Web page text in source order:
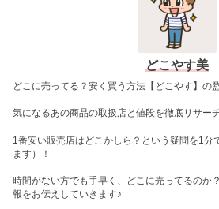
どこやす美
どこに売ってる？安く買う方法【どこやす】の
気になるあの商品の取扱店と値段を徹底リサーチ
1番安い販売店はどこかしら？という疑問を1分
ます）！
時間がない方でも手早く、どこに売ってるのか
報をお伝えしていきます♪